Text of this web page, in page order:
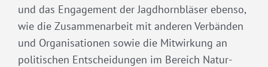
und das Engagement der Jagdhornbläser ebenso,
wie die Zusammenarbeit mit anderen Verbänden
und Organisationen sowie die Mitwirkung an
politischen Entscheidungen im Bereich Natur-